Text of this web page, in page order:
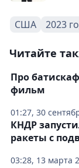
США 2023
Читайте
01:27, 30
Про
фильм
03:28, 13 марта
КНДР
ракеты с